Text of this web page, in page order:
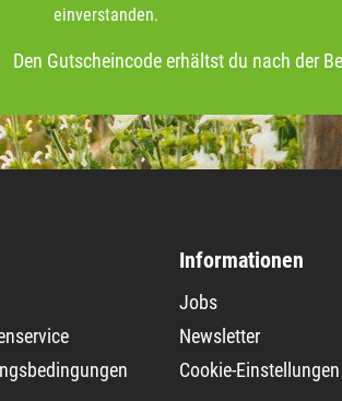
einverstanden.
Den Gutscheincode erhältst du nach der
Informationen
Jobs
Newsletter
Cookie-Einstellungen